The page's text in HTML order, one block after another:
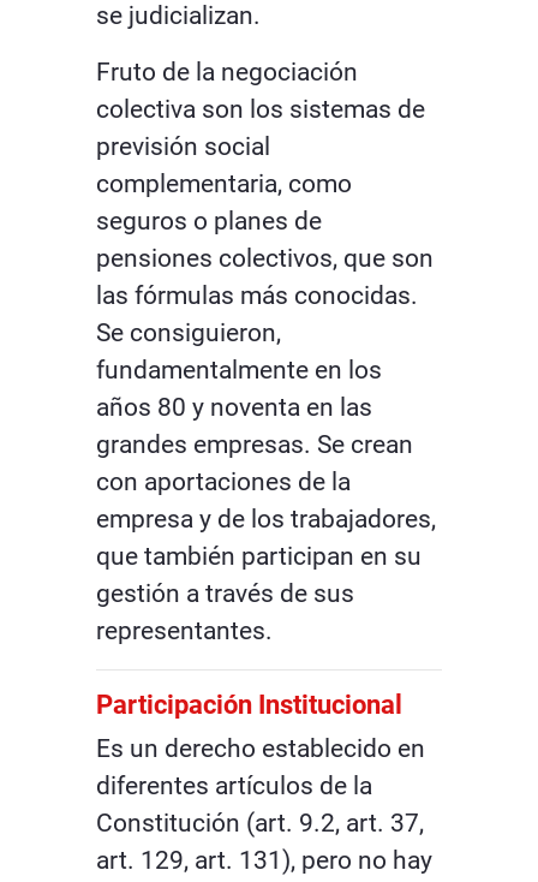
se judicializan.
Fruto de la negociación
colectiva son los sistemas de
previsión social
complementaria, como
seguros o planes de
pensiones colectivos, que son
las fórmulas más conocidas.
Se consiguieron,
fundamentalmente en los
años 80 y noventa en las
grandes empresas. Se crean
con aportaciones de la
empresa y de los trabajadores,
que también participan en su
gestión a través de sus
representantes.
Participación Institucional
Es un derecho establecido en
diferentes artículos de la
Constitución (art. 9.2, art. 37,
art. 129, art. 131), pero no hay